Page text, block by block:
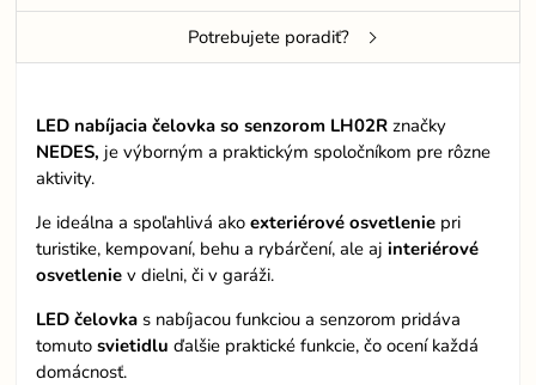
Potrebujete poradiť?
LED nabíjacia čelovka so senzorom LH02Rznačky
NEDES, je výborným a praktickým spoločníkom pre rôzne
aktivity.
Je ideálna a spoľahlivá akoexteriérové osvetlenie pri
turistike, kempovaní, behu a rybárčení, ale ajinteriérové
osvetleniev dielni, či v garáži.
LED čelovka s nabíjacou funkciou a senzorom pridáva
tomutosvietidlu ďalšie praktické funkcie, čo ocení každá
domácnosť.